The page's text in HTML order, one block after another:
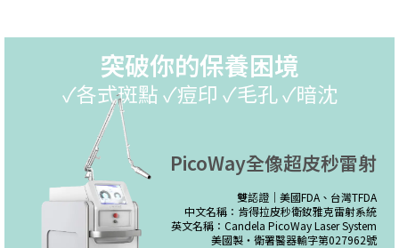
突破你的保養困境
✓各式斑點 ✓痘印 ✓毛孔 ✓暗沈
PicoWay全像超皮秒雷射
雙認證｜美國FDA、台灣TFDA
中文名稱：肯得拉皮秒衛釹雅克雷射系統
英文名稱：Candela PicoWay Laser System
美國製・衛署醫器輸字第027962號